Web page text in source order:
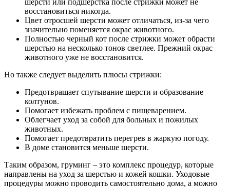
шерсти или подшерстка после стрижки может не
восстановиться никогда.
Цвет отросшей шерсти может отличаться, из-за чего
значительно поменяется окрас животного.
Полностью черный кот после стрижки может обрасти
шерстью на несколько тонов светлее. Прежний окрас
животного уже не восстановится.
Но также следует выделить плюсы стрижки:
Предотвращает спутывание шерсти и образование
колтунов.
Помогает избежать проблем с пищеварением.
Облегчает уход за собой для больных и пожилых
животных.
Помогает предотвратить перегрев в жаркую погоду.
В доме становится меньше шерсти.
Таким образом, груминг – это комплекс процедур, которые
направлены на уход за шерстью и кожей кошки. Уходовые
процедуры можно проводить самостоятельно дома, а можно